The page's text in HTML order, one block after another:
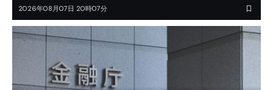
2026年08月07日 20時07分